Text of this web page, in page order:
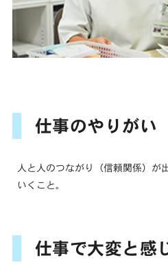
仕事のやりがい
人と人のつながり（信頼関係）が
いくこと。
仕事で大変と感